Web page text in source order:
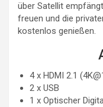
über Satellit
freuen und die
kostenlos genießen.
4 x HDMI 2.1
2 x USB
1 x Optischer